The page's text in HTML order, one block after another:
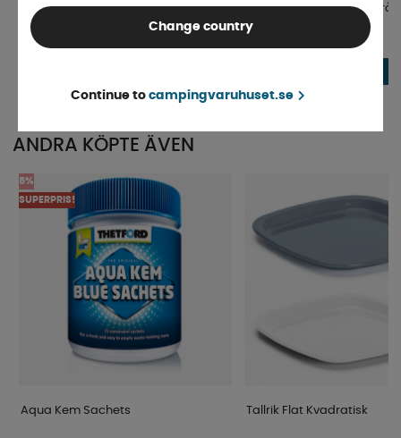
Royal Camping Kastrullset 8-delar
Finns i lager
Kastrull Silicon Vikbar Grå
ANDRA KÖPTE ÄVEN
5%
SUPERPRIS!
Aqua Kem Sachets Tallrik Flat Kvadratisk
Change country
Continue to campingvaruhuset.se